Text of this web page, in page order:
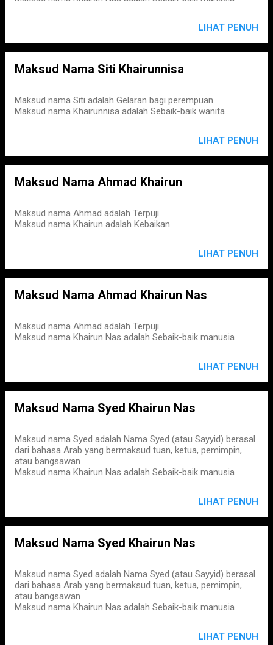
LIHAT PENUH
Maksud Nama Siti Khairunnisa
Maksud nama Siti adalah Gelaran bagi perempuan
Maksud nama Khairunnisa adalah Sebaik-baik wanita
LIHAT PENUH
Maksud Nama Ahmad Khairun
Maksud nama Ahmad adalah Terpuji
Maksud nama Khairun adalah Kebaikan
LIHAT PENUH
Maksud Nama Ahmad Khairun Nas
Maksud nama Ahmad adalah Terpuji
Maksud nama Khairun Nas adalah Sebaik-baik manusia
LIHAT PENUH
Maksud Nama Syed Khairun Nas
Maksud nama Syed adalah Nama Syed (atau Sayyid) berasal
dari bahasa Arab yang bermaksud tuan, ketua, pemimpin,
atau bangsawan
Maksud nama Khairun Nas adalah Sebaik-baik manusia
LIHAT PENUH
Maksud Nama Syed Khairun Nas
Maksud nama Syed adalah Nama Syed (atau Sayyid) berasal
dari bahasa Arab yang bermaksud tuan, ketua, pemimpin,
atau bangsawan
Maksud nama Khairun Nas adalah Sebaik-baik manusia
LIHAT PENUH